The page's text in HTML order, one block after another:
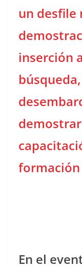
un desfile
inserción
formación
En el